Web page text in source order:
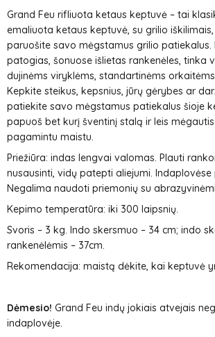
Grand Feu rifliuota ketaus keptuvė – tai
emaliuota ketaus keptuvė, su grilio
paruošite savo mėgstamus grilio patiekalus.
patogias, šonuose išlietas rankenėles, tinka
dujinėms viryklėms, standartinėms
Kepkite steikus, kepsnius, jūrų gėrybes ar
patiekite savo mėgstamus patiekalus šioje
papuoš bet kurį šventinį stalą ir leis
pagamintu maistu.
Priežiūra: indas lengvai valomas. Plauti
nusausinti, vidų patepti aliejumi.
Negalima naudoti priemonių su
Kepimo temperatūra: iki 300 laipsnių.
Svoris – 3 kg. Indo skersmuo – 34 cm; indo
rankenėlėmis – 37cm.
Rekomendacija: maistą dėkite, kai keptuvė
Dėmesio! Grand Feu indų jokiais atvejais
indaplovėje.